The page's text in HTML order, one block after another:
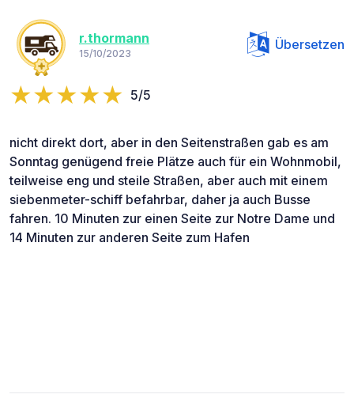
r.thormann
15/10/2023
Übersetzen
5/5
nicht direkt dort, aber in den Seitenstraßen gab es am
Sonntag genügend freie Plätze auch für ein Wohnmobil,
teilweise eng und steile Straßen, aber auch mit einem
siebenmeter-schiff befahrbar, daher ja auch Busse
fahren. 10 Minuten zur einen Seite zur Notre Dame und
14 Minuten zur anderen Seite zum Hafen